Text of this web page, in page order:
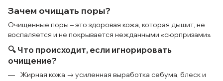
Зачем очищать поры?
Очищенные поры – это здоровая кожа, которая дышит, не
воспаляется и не покрывается нежданными «сюрпризами».
🔍 Что происходит, если игнорировать
очищение?
Жирная кожа → усиленная выработка себума, блеск и